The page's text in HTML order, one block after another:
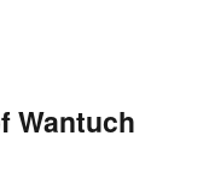
Wantuch